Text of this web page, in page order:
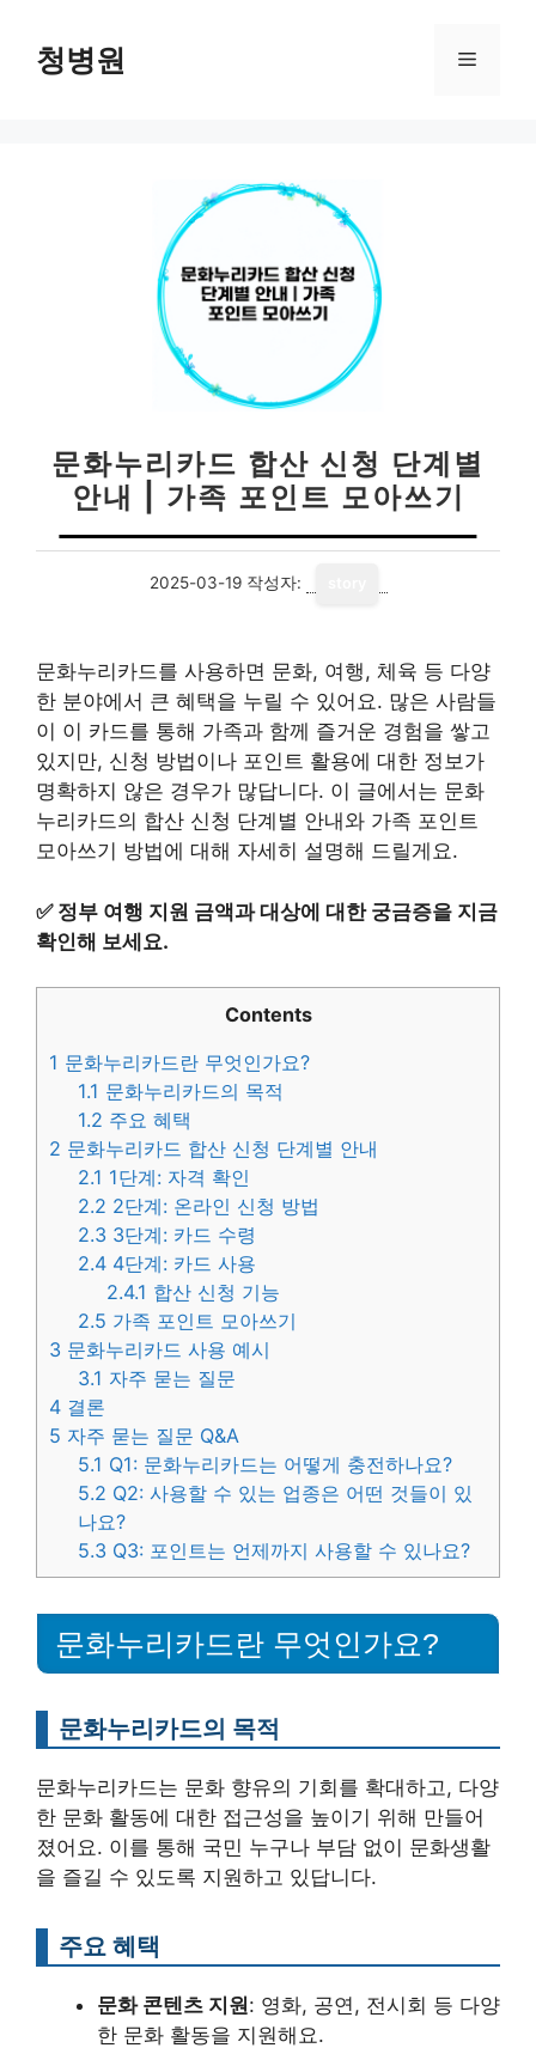
청병원 메
문화누리카드 합산 신청 단계별
안내 | 가족 포인트 모아쓰기
2025-03-19 작성자:
문화누리카드를 사용하면 문화, 여행, 체육 등 다양
한 분야에서 큰 혜택을 누릴 수 있어요. 많은 사람들
이 이 카드를 통해 가족과 함께 즐거운 경험을 쌓고
있지만, 신청 방법이나 포인트 활용에 대한 정보가
명확하지 않은 경우가 많답니다. 이 글에서는 문화
누리카드의 합산 신청 단계별 안내와 가족 포인트
모아쓰기 방법에 대해 자세히 설명해 드릴게요.
✅ 정부 여행 지원 금액과 대상에 대한 궁금증을 지금
확인해 보세요.
Contents
1 문화누리카드란 무엇인가요?
1.1 문화누리카드의 목적
1.2 주요 혜택
2 문화누리카드 합산 신청 단계별 안내
2.1 1단계: 자격 확인
2.2 2단계: 온라인 신청 방법
2.3 3단계: 카드 수령
2.4 4단계: 카드 사용
2.4.1 합산 신청 기능
2.5 가족 포인트 모아쓰기
3 문화누리카드 사용 예시
3.1 자주 묻는 질문
4 결론
5 자주 묻는 질문 Q&A
5.1 Q1: 문화누리카드는 어떻게 충전하나요?
5.2 Q2: 사용할 수 있는 업종은 어떤 것들이 있
나요?
5.3 Q3: 포인트는 언제까지 사용할 수 있나요?
문화누리카드란 무엇인가요?
문화누리카드의 목적
문화누리카드는 문화 향유의 기회를 확대하고, 다양
한 문화 활동에 대한 접근성을 높이기 위해 만들어
졌어요. 이를 통해 국민 누구나 부담 없이 문화생활
을 즐길 수 있도록 지원하고 있답니다.
주요 혜택
문화 콘텐츠 지원: 영화, 공연, 전시회 등 다양
한 문화 활동을 지원해요.